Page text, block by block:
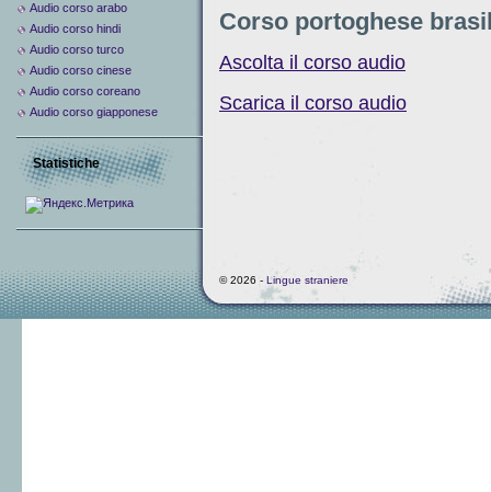
Corso portoghese
Ascolta il corso audio
Scarica il corso audio
Audio corso arabo
Audio corso hindi
Audio corso turco
Audio corso cinese
Audio corso coreano
Audio corso giapponese
Statistiche
© 2026 - Lingue straniere